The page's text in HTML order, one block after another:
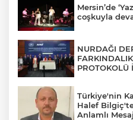
Mersin’de
coşkuyla
NURDAĞI
PROTOKOLÜ
Türkiye'nin
Halef
Anlamlı